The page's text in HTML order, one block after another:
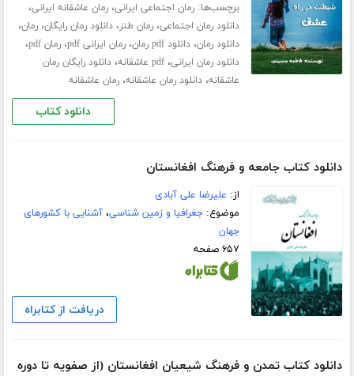
برچسب‌ها:رمان اجتماعی ایرانی،رمان عاشقانه ایرانی،
دانلود رمان اجتماعی،رمان طنز،دانلود رمان رایگان،رمان،
دانلود رمان،دانلود pdf رمان ،رمان ایرانی pdf ،رمان pdf ،
دانلود رمان ایرانی،pdf عاشقانه ،دانلود رایگان رمان
عاشقانه،دانلود رمان عاشقانه،رمان عاشقانه
دانلود کتاب
دانلود کتاب جامعه و فرهنگ افغانستان
از: علیرضا علی آبادی
موضوع:جغرافیا و زمین شناسی،آشنایی با کشورهای
جهان
۶۵۷ صفحه
دریافت از کتابراه
دانلود کتاب تمدن و فرهنگ شیعیان افغانستان (از صفویه تا دوره